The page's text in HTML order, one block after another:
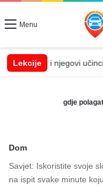
Menu
Lekcije
Alkohol i njegovi učinci
gdje
Dom
Savjet: Iskoristite svoje
na ispit svake minute